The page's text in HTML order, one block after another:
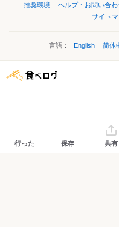
推奨環境
ヘルプ・お問い合わ
サイト
言語： English 简体
行った 保存 共有